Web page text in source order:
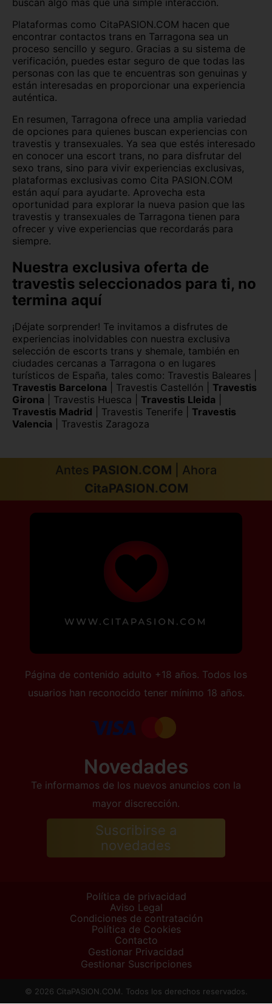
buscan algo más que una simple interacción.
Plataformas como CitaPASION.COM hacen que
encontrar contactos trans en Tarragona sea un
proceso sencillo y seguro. Gracias a su sistema de
verificación, puedes estar seguro de que todas las
personas con las que te encuentras son genuinas y
están interesadas en proporcionar una experiencia
auténtica.
En resumen, Tarragona ofrece una amplia variedad
de opciones para quienes buscan experiencias con
travestis y transexuales. Ya sea que estés interesado
en conocer una escort trans, no para disfrutar del
sexo trans, sino para vivir experiencias exclusivas,
plataformas exclusivas como Cita PASION.COM
están aquí para ayudarte. Aprovecha esta
oportunidad para explorar la nueva pasion que las
travestis y transexuales de Tarragona tienen para
ofrecer y vive experiencias que recordarás para
siempre.
Nuestra exclusiva oferta de
travestis seleccionados para ti, no
termina aquí
¡Déjate sorprender! Te invitamos a disfrutes de
experiencias inolvidables con nuestra exclusiva
selección de escorts trans y shemale, también en
ciudades cercanas a Tarragona o en lugares
turísticos de España, tales como: Travestis Baleares
Travestis Barcelona
Travestis Castellón
Travestis
Girona
Travestis Huesca Travestis Lleida
Travestis Madrid
Travestis Tenerife
Travestis
Valencia
Travestis Zaragoza
Antes PASION.COM | Ahora
CitaPASION.COM
Página de contenido adulto +18 años. Todos los
usuarios han reconocido tener mínimo 18 años.
Novedades
Te informamos de los nuevos anuncios con la
mayor discrección.
Suscribirse a
novedades
Política de privacidad
Aviso Legal
Condiciones de contratación
Política de Cookies
Contacto
Gestionar Privacidad
Gestionar Suscripciones
© 2026 CitaPASION.COM. Todos los derechos reservados.